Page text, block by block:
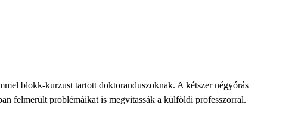
blokk-kurzust tartott doktoranduszoknak. A kétszer négyórás
felmerült problémáikat is megvitassák a külföldi professzorral.